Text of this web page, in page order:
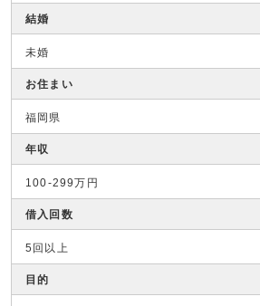
結婚
未婚
お住まい
福岡県
年収
100-299万円
借入回数
5回以上
目的